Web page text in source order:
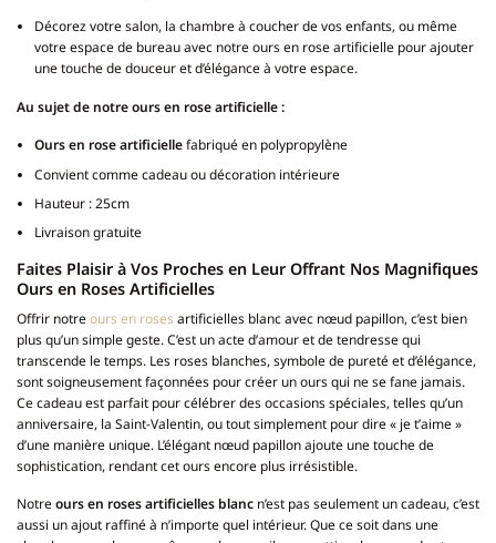
Décorez votre salon, la chambre à coucher de vos enfants, ou même
votre espace de bureau avec notre ours en rose artificielle pour ajouter
une touche de douceur et d’élégance à votre espace.
Au sujet de notre ours en rose artificielle :
Ours en rose artificiellefabriqué en polypropylène
Convient comme cadeau ou décoration intérieure
Hauteur : 25cm
Livraison gratuite
Faites Plaisir à Vos Proches en Leur Offrant Nos Magnifiques
Ours en Roses Artificielles
Offrir notreours en roses artificielles blanc avec nœud papillon, c’est bien
plus qu’un simple geste. C’est un acte d’amour et de tendresse qui
transcende le temps. Les roses blanches, symbole de pureté et d’élégance,
sont soigneusement façonnées pour créer un ours qui ne se fane jamais.
Ce cadeau est parfait pour célébrer des occasions spéciales, telles qu’un
anniversaire, la Saint-Valentin, ou tout simplement pour dire « je t’aime »
d’une manière unique. L’élégant nœud papillon ajoute une touche de
sophistication, rendant cet ours encore plus irrésistible.
Notreours en roses artificielles blanc n’est pas seulement un cadeau, c’est
aussi un ajout raffiné à n’importe quel intérieur. Que ce soit dans une